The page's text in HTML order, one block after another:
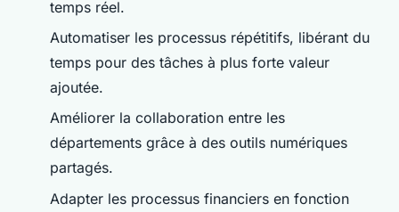
temps réel.
Automatiser les processus répétitifs, libérant du
temps pour des tâches à plus forte valeur
ajoutée.
Améliorer la collaboration entre les
départements grâce à des outils numériques
partagés.
Adapter les processus financiers en fonction